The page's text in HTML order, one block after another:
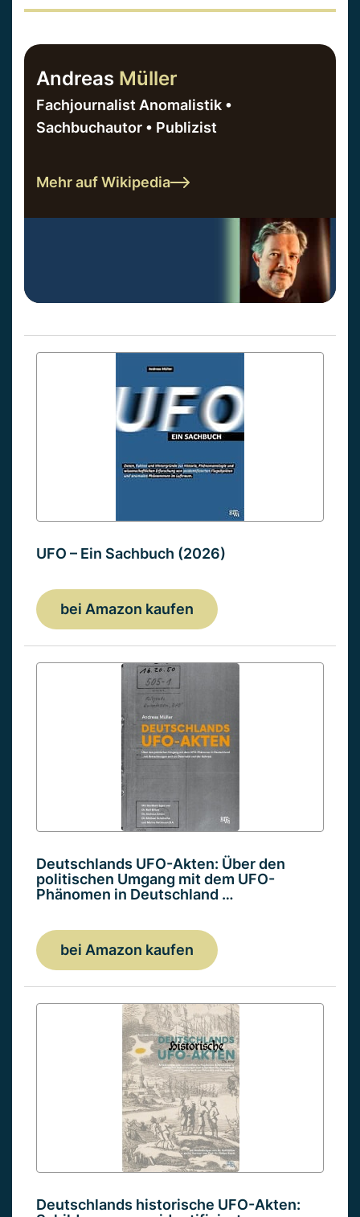
Andreas Müller
Fachjournalist Anomalistik •
Sachbuchautor • Publizist
Mehr auf Wikipedia
UFO – Ein Sachbuch (2026)
bei Amazon kaufen
Deutschlands UFO-Akten: Über den
politischen Umgang mit dem UFO-
Phänomen in Deutschland …
bei Amazon kaufen
Deutschlands historische UFO-Akten: